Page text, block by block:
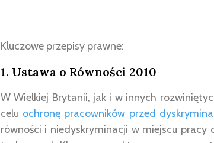
Kluczowe przepisy prawne:
1. Ustawa o Równości 2010
W Wielkiej Brytanii, jak i w innych
celu ochronę pracowników przed
równości i niedyskryminacji w miejscu